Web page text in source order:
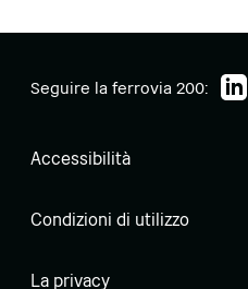
Seguire la ferrovia 200:
Accessibilità
Condizioni di utilizzo
La privacy